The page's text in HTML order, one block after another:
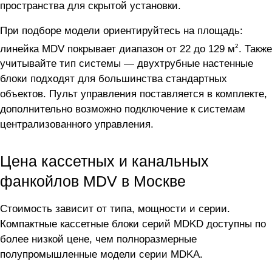
пространства для скрытой установки.
При подборе модели ориентируйтесь на площадь:
линейка MDV покрывает диапазон от 22 до 129 м2. Также
учитывайте тип системы — двухтрубные настенные
блоки подходят для большинства стандартных
объектов. Пульт управления поставляется в комплекте,
дополнительно возможно подключение к системам
централизованного управления.
Цена кассетных и канальных
фанкойлов MDV в Москве
Стоимость зависит от типа, мощности и серии.
Компактные кассетные блоки серий MDKD доступны по
более низкой цене, чем полноразмерные
полупромышленные модели серии MDKA.